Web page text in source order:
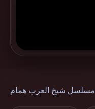
مسلسل شيخ العرب همام